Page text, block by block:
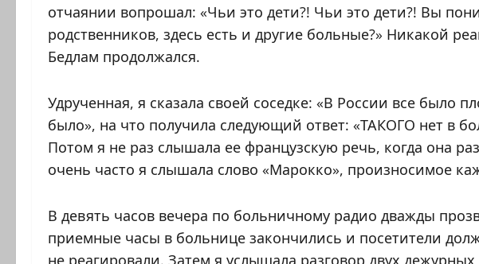
отчаянии вопрошал: «Чьи это дети?! Чьи это дети?! Вы
родственников, здесь есть и другие больные?» Никакой
Бедлам продолжался.
Удрученная, я сказала своей соседке: «В России все было
было», на что получила следующий ответ: «ТАКОГО нет в
Потом я не раз слышала ее французскую речь, когда она
очень часто я слышала слово «Марокко», произносимое
В девять часов вечера по больничному радио дважды
приемные часы в больнице закончились и посетители
не реагировали. Затем я услышала разговор двух дежурных